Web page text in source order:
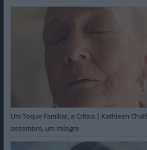
Um Toque Familiar, a Crítica | Kathleen
assombro, um milagre